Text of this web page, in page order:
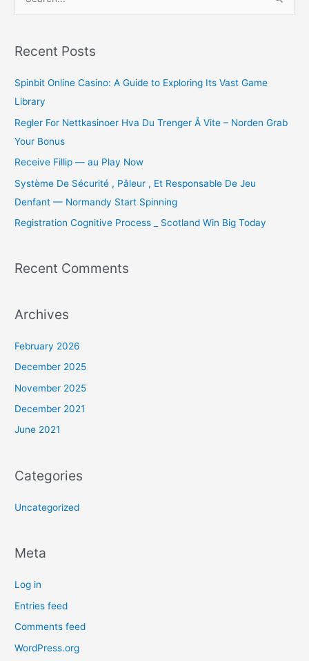
r
h
f
o
r
:
Recent Posts
Spinbit Online Casino: A Guide to Exploring Its Vast Game
Library
Regler For Nettkasinoer Hva Du Trenger Å Vite – Norden Grab
Your Bonus
Receive Fillip — au Play Now
Système De Sécurité , Pâleur , Et Responsable De Jeu
Denfant — Normandy Start Spinning
Registration Cognitive Process _ Scotland Win Big Today
Recent Comments
Archives
February 2026
December 2025
November 2025
December 2021
June 2021
Categories
Uncategorized
Meta
Log in
Entries feed
Comments feed
WordPress.org